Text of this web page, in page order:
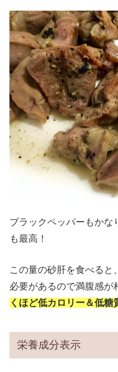
ブラックペッパーもかな
も最高！
この量の砂肝を食べると
必要があるので満腹感が
くほど低カロリー＆低糖
栄養成分表示